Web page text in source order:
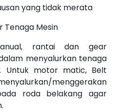
yang tidak merata
Tenaga Mesin
rantai dan gear
menyalurkan tenaga
Untuk motor matic, Belt
menggerakan
roda belakang agar